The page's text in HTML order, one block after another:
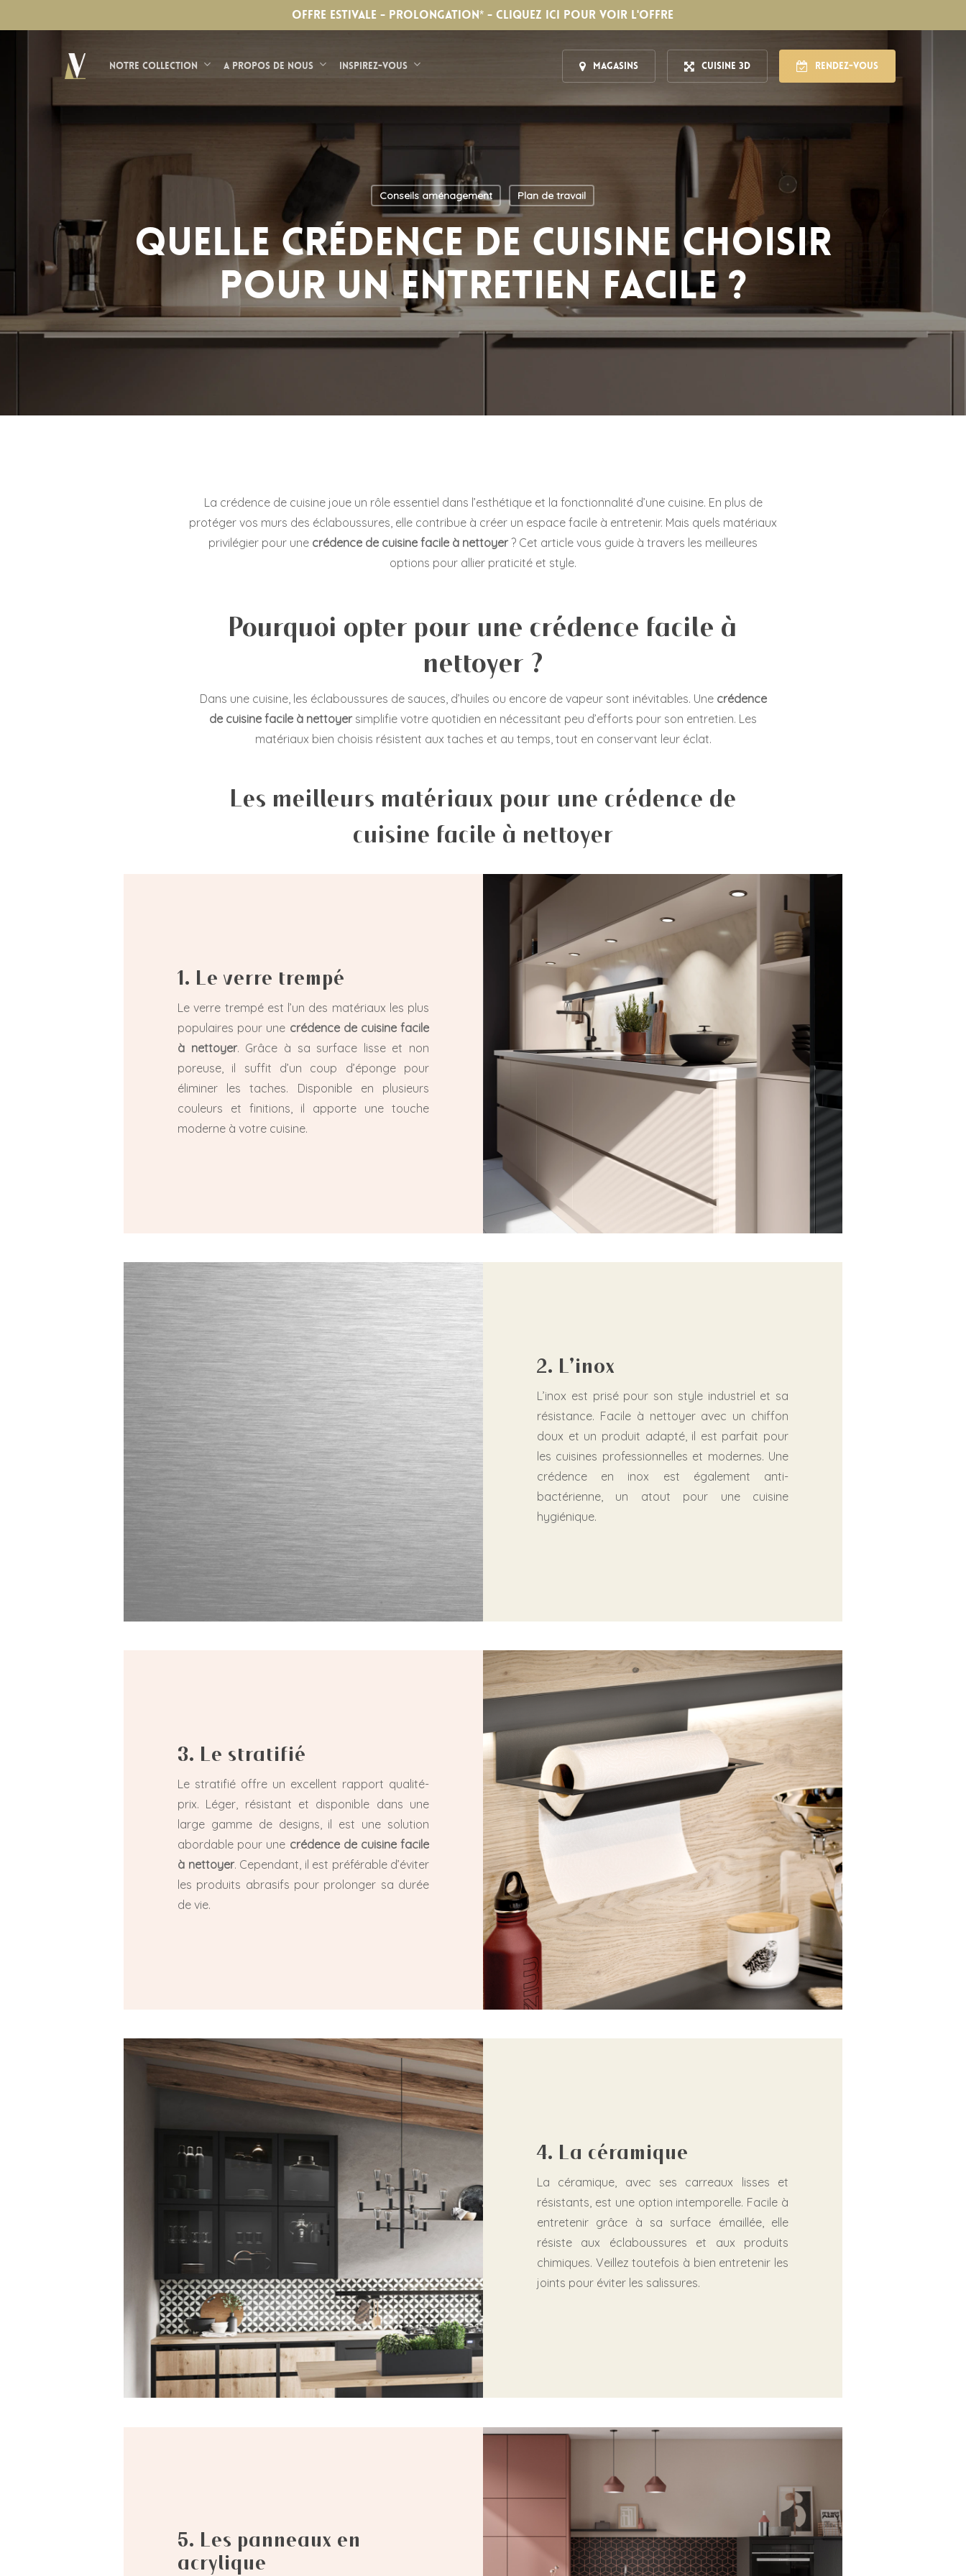
to
OFFRE ESTIVALE - PROLONGATION* - CLIQUEZ ICI POUR VOIR L'OFFRE
Notre Collection A propos de nous Inspirez-vous Magasins Cuisine 3D Rendez-vous
Conseils aménagement Plan de travail
Quelle crédence de cuisine choisir
pour un entretien facile ?
La crédence de cuisine joue un rôle essentiel dans l’esthétique et la fonctionnalité d’une cuisine. En plus de
protéger vos murs des éclaboussures, elle contribue à créer un espace facile à entretenir. Mais quels matériaux
privilégier pour une crédence de cuisine facile à nettoyer? Cet article vous guide à travers les meilleures
options pour allier praticité et style.
Pourquoi opter pour une crédence facile à
nettoyer ?
Dans une cuisine, les éclaboussures de sauces, d’huiles ou encore de vapeur sont inévitables. Une crédence
de cuisine facile à nettoyersimplifie votre quotidien en nécessitant peu d’efforts pour son entretien. Les
matériaux bien choisis résistent aux taches et au temps, tout en conservant leur éclat.
Les meilleurs matériaux pour une crédence de
cuisine facile à nettoyer
1. Le verre trempé
Le verre trempé est l’un des matériaux les plus
populaires pour une crédence de cuisine facile
à nettoyer. Grâce à sa surface lisse et non
poreuse, il suffit d’un coup d’éponge pour
éliminer les taches. Disponible en plusieurs
couleurs et finitions, il apporte une touche
moderne à votre cuisine.
2. L’inox
L’inox est prisé pour son style industriel et sa
résistance. Facile à nettoyer avec un chiffon
doux et un produit adapté, il est parfait pour
les cuisines professionnelles et modernes. Une
crédence en inox est également anti-
bactérienne, un atout pour une cuisine
hygiénique.
3. Le stratifié
Le stratifié offre un excellent rapport qualité-
prix. Léger, résistant et disponible dans une
large gamme de designs, il est une solution
abordable pour une crédence de cuisine facile
à nettoyer. Cependant, il est préférable d’éviter
les produits abrasifs pour prolonger sa durée
de vie.
4. La céramique
La céramique, avec ses carreaux lisses et
résistants, est une option intemporelle. Facile à
entretenir grâce à sa surface émaillée, elle
résiste aux éclaboussures et aux produits
chimiques. Veillez toutefois à bien entretenir les
joints pour éviter les salissures.
5. Les panneaux en
acrylique